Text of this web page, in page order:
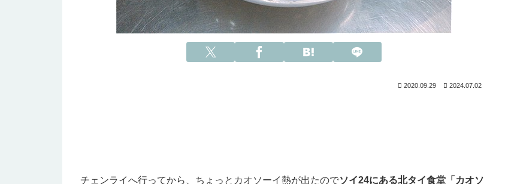
2020.09.29 2024.07.02
チェンライへ行ってから、ちょっとカオソーイ熱が出たのでソイ24にある北タイ食堂「カオソ